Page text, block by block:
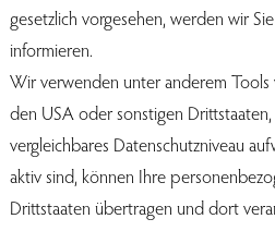
gesetzlich vorgesehen, werden wir
informieren.
Wir verwenden unter anderem
den USA oder sonstigen
vergleichbares Datenschutzniveau
aktiv sind, können Ihre
Drittstaaten übertragen und dort